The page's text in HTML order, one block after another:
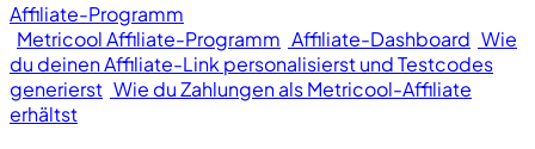
Affiliate-Programm
Metricool Affiliate-Programm Affiliate-Dashboard Wie
du deinen Affiliate-Link personalisierst und Testcodes
generierst Wie du Zahlungen als Metricool-Affiliate
erhältst